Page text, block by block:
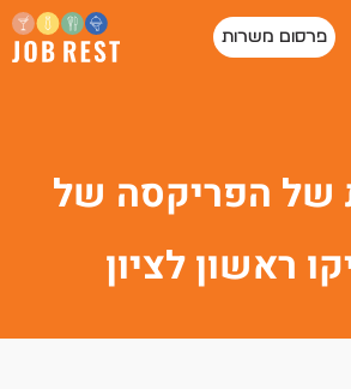
פרסום משרות
של הפריקסה של
ראשון לציון